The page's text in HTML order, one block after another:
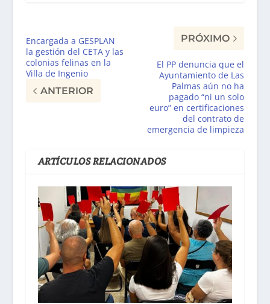
Encargada a GESPLAN
la gestión del CETA y las
colonias felinas en la
Villa de Ingenio
ANTERIOR
PRÓXIMO
El PP denuncia que el
Ayuntamiento de Las
Palmas aún no ha
pagado “ni un solo
euro” en certificaciones
del contrato de
emergencia de limpieza
ARTÍCULOS RELACIONADOS